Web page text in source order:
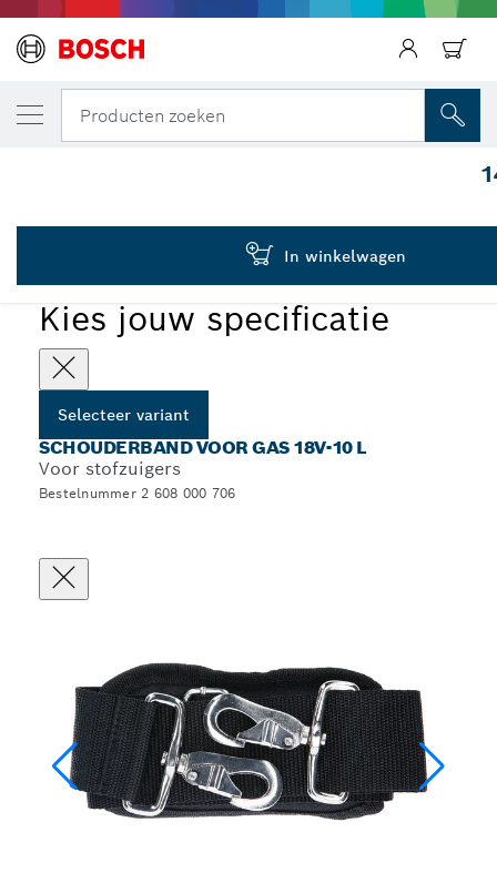
Producten zoeken
Kies jouw specificatie
Selecteer variant
SCHOUDERBAND VOOR GAS 18V-10 L
Voor stofzuigers
Bestelnummer 2 608 000 706
JOUW GESELECTEERDE VARIANT
Schouderband GAS 18V-10 L
2 608 000 706
In winkelwagen